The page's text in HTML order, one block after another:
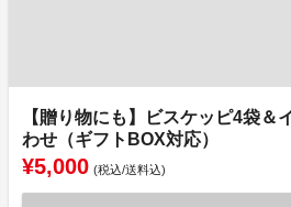
【贈り物にも】ビスケッピ4袋＆
わせ（ギフトBOX対応）
¥5,000 (税込/送料込)